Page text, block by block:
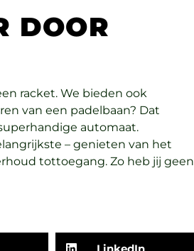
DOOR
racket. We bieden ook
van een padelbaan? Dat
automaat.
– genieten van het
tottoegang. Zo heb jij geen